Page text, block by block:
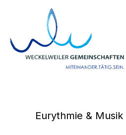
Zum Hauptinhalt springen
Eurythmie & Musik